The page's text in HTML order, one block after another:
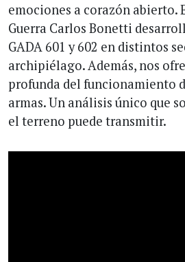
emociones a corazón abierto.
Guerra Carlos Bonetti
GADA 601 y 602 en distintos
archipiélago. Además, nos
profunda del funcionamiento
armas. Un análisis único que
el terreno puede transmitir.